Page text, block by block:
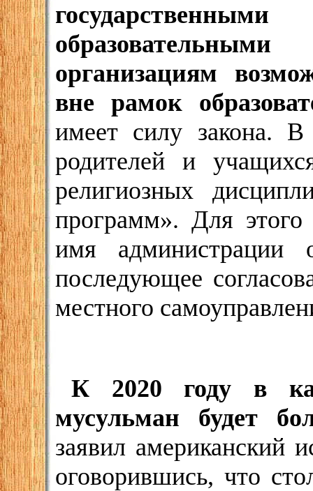
организациям
вне рамок
имеет силу закона. В
родителей и
религиозных
программ». Для
имя администрации
последующее
местного
К 2020 году в
мусульман будет
заявил американский
оговорившись, что